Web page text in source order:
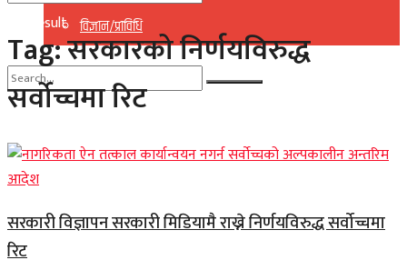
विज्ञान/प्राविधि
No Result
View All Result
No Result
View All Result
Tag:सरकारको निर्णयविरुद्ध
सर्वोच्चमा रिट
सरकारी विज्ञापन सरकारी मिडियामै राख्ने निर्णयविरुद्ध सर्वोच्चमा
रिट